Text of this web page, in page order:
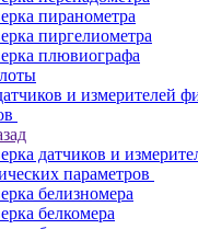
пиранометра
пиргелиометра
плювиографа
и измерителей
датчиков и
параметров
белизномера
белкомера